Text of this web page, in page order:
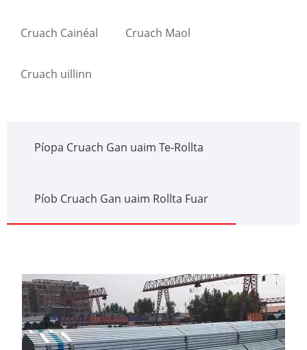
Cruach Cainéal Cruach Maol
Cruach uillinn
Píopa Cruach Gan uaim Te-Rollta
Píob Cruach Gan uaim Rollta Fuar